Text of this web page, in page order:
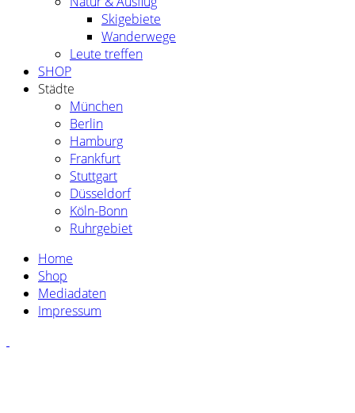
Skigebiete
Wanderwege
Leute treffen
SHOP
Städte
München
Berlin
Hamburg
Frankfurt
Stuttgart
Düsseldorf
Köln-Bonn
Ruhrgebiet
Home
Shop
Mediadaten
Impressum